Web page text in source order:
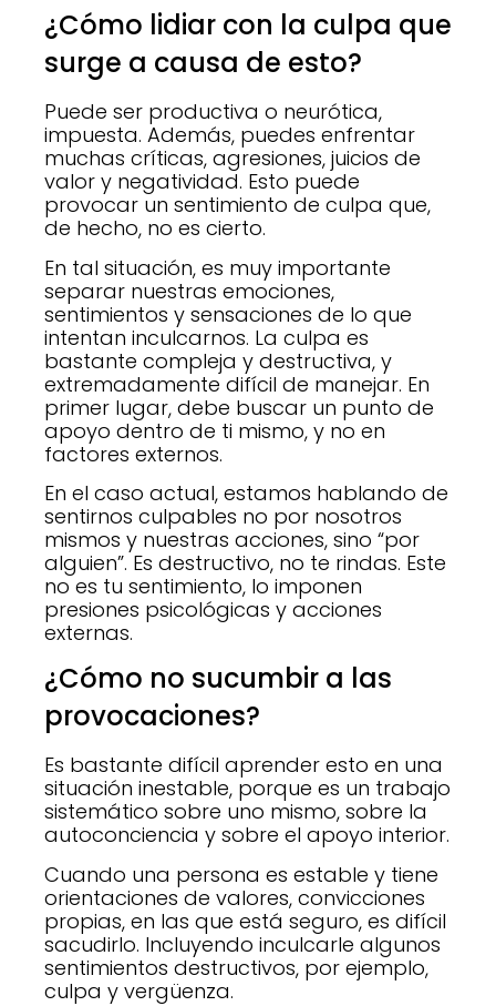
¿Cómo lidiar con la culpa que
surge a causa de esto?
Puede ser productiva o neurótica,
impuesta. Además, puedes enfrentar
muchas críticas, agresiones, juicios de
valor y negatividad. Esto puede
provocar un sentimiento de culpa que,
de hecho, no es cierto.
En tal situación, es muy importante
separar nuestras emociones,
sentimientos y sensaciones de lo que
intentan inculcarnos. La culpa es
bastante compleja y destructiva, y
extremadamente difícil de manejar. En
primer lugar, debe buscar un punto de
apoyo dentro de ti mismo, y no en
factores externos.
En el caso actual, estamos hablando de
sentirnos culpables no por nosotros
mismos y nuestras acciones, sino “por
alguien”. Es destructivo, no te rindas. Este
no es tu sentimiento, lo imponen
presiones psicológicas y acciones
externas.
¿Cómo no sucumbir a las
provocaciones?
Es bastante difícil aprender esto en una
situación inestable, porque es un trabajo
sistemático sobre uno mismo, sobre la
autoconciencia y sobre el apoyo interior.
Cuando una persona es estable y tiene
orientaciones de valores, convicciones
propias, en las que está seguro, es difícil
sacudirlo. Incluyendo inculcarle algunos
sentimientos destructivos, por ejemplo,
culpa y vergüenza.